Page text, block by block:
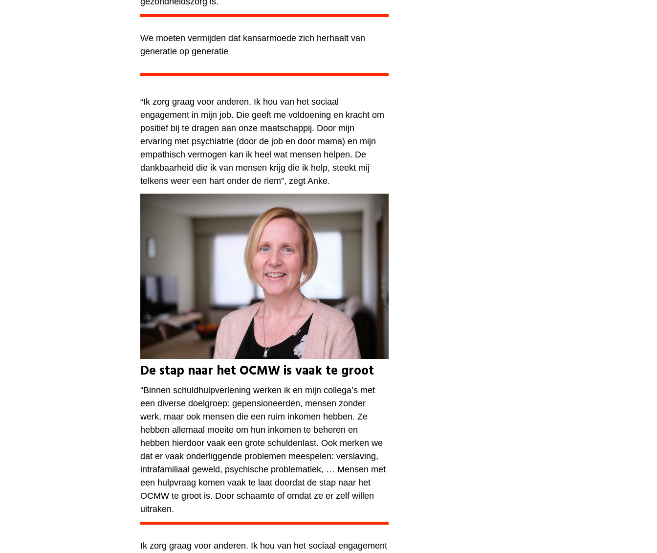
We moeten vermijden dat kansarmoede zich herhaalt van
generatie op generatie
“Ik zorg graag voor anderen. Ik hou van het sociaal
engagement in mijn job. Die geeft me voldoening en kracht om
positief bij te dragen aan onze maatschappij. Door mijn
ervaring met psychiatrie (door de job en door mama) en mijn
empathisch vermogen kan ik heel wat mensen helpen. De
dankbaarheid die ik van mensen krijg die ik help, steekt mij
telkens weer een hart onder de riem”, zegt Anke.
De stap naar het OCMW is vaak te groot
“Binnenschuldhulpverleningwerken ik en mijn collega’s met
een diverse doelgroep: gepensioneerden, mensen zonder
werk, maar ook mensen die een ruim inkomen hebben. Ze
hebben allemaal moeite om hun inkomen te beheren en
hebben hierdoor vaak een grote schuldenlast. Ook merken we
dat er vaak onderliggende problemen meespelen: verslaving,
intrafamiliaal geweld, psychische problematiek, … Mensen met
een hulpvraag komen vaak te laat doordat de stap naar het
OCMW te groot is. Door schaamte of omdat ze er zelf willen
uitraken.
Ik zorg graag voor anderen. Ik hou van het sociaal engagement